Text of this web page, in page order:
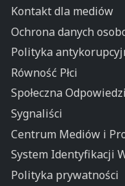
Kontakt dla mediów
Ochrona danych
Polityka
Równość Płci
Społeczna
Sygnaliści
Centrum Mediów i
System Identyfikacji
Polityka prywatności